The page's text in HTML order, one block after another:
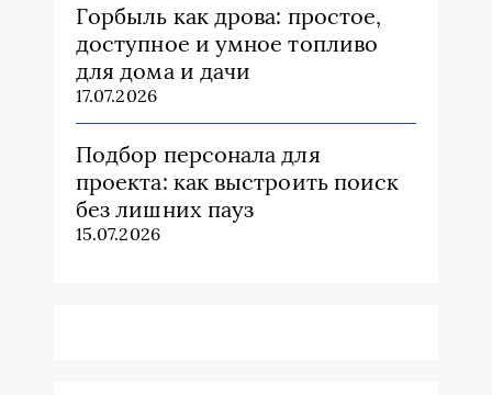
Горбыль как дрова: простое,
доступное и умное топливо
для дома и дачи
17.07.2026
Подбор персонала для
проекта: как выстроить поиск
без лишних пауз
15.07.2026